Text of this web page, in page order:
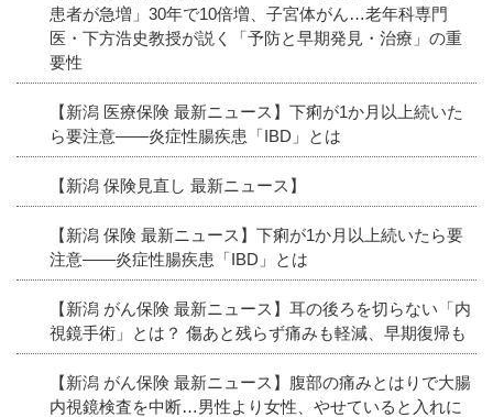
患者が急増」30年で10倍増、子宮体がん…老年科専門
医・下方浩史教授が説く「予防と早期発見・治療」の重
要性
【新潟 医療保険 最新ニュース】下痢が1か月以上続いた
ら要注意――炎症性腸疾患「IBD」とは
【新潟 保険見直し 最新ニュース】
【新潟 保険 最新ニュース】下痢が1か月以上続いたら要
注意――炎症性腸疾患「IBD」とは
【新潟 がん保険 最新ニュース】耳の後ろを切らない「内
視鏡手術」とは？ 傷あと残らず痛みも軽減、早期復帰も
【新潟 がん保険 最新ニュース】腹部の痛みとはりで大腸
内視鏡検査を中断…男性より女性、やせていると入れに